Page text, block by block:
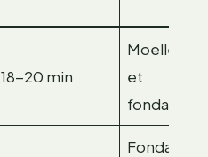
18-20 min
Moelleuse
et
fondante
Fondante